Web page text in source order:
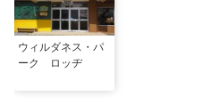
ウィルダネス・パ
ーク ロッヂ